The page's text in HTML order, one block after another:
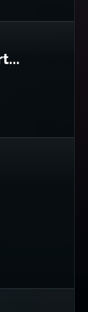
Mastodon